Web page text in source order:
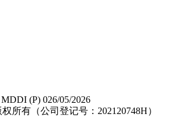
(P) 026/05/2026
所有（公司登记号：202120748H）